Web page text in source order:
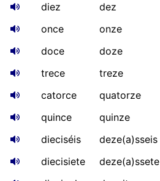
diez
dez
once
onze
doce
doze
trece
treze
catorce
quatorze
quince
quinze
dieciséis
deze(a)sseis
diecisiete
deze(a)ssete